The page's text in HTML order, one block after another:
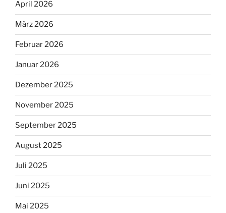
April 2026
März 2026
Februar 2026
Januar 2026
Dezember 2025
November 2025
September 2025
August 2025
Juli 2025
Juni 2025
Mai 2025